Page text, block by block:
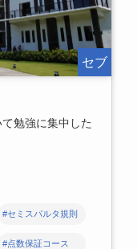
セブ
勉強に集中した
#セミスパルタ規則
#点数保証コース